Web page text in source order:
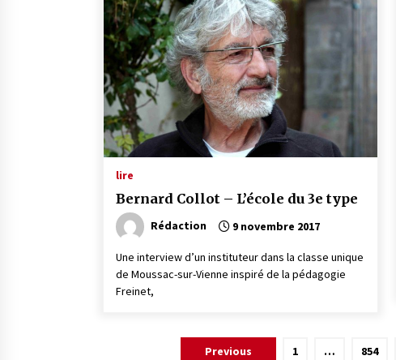
lire
Bernard Collot – L’école du 3e type
Rédaction 9 novembre 2017
Une interview d’un instituteur dans la classe unique
de Moussac-sur-Vienne inspiré de la pédagogie
Freinet,
Previous 1 … 854